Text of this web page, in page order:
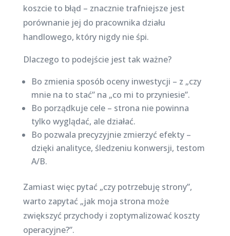
koszcie to błąd – znacznie trafniejsze jest
porównanie jej do pracownika działu
handlowego, który nigdy nie śpi.
Dlaczego to podejście jest tak ważne?
Bo zmienia sposób oceny inwestycji – z „czy
mnie na to stać” na „co mi to przyniesie”.
Bo porządkuje cele – strona nie powinna
tylko wyglądać, ale działać.
Bo pozwala precyzyjnie zmierzyć efekty –
dzięki analityce, śledzeniu konwersji, testom
A/B.
Zamiast więc pytać „czy potrzebuję strony”,
warto zapytać „jak moja strona może
zwiększyć przychody i zoptymalizować koszty
operacyjne?”.